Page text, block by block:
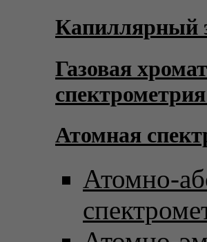
Капиллярный
Газовая
Атомная
Атомно-